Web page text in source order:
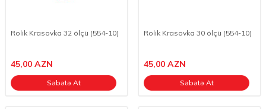
Rolik Krasovka 32 ölçü (554-10)
45,00 AZN
Səbətə At
Rolik Krasovka 30 ölçü (554-10)
45,00 AZN
Səbətə At